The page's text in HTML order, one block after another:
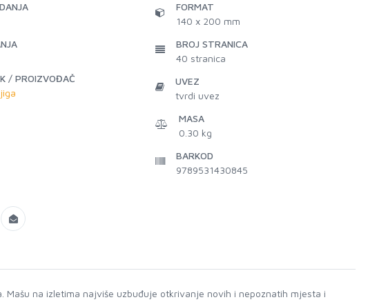
/ PROIZVOĐAČ
FORMAT
140 x 200 mm
BROJ STRANICA
40 stranica
UVEZ
tvrdi uvez
MASA
0.30 kg
BARKOD
9789531430845
Mašu na izletima najviše uzbuđuje otkrivanje novih i nepoznatih mjesta i